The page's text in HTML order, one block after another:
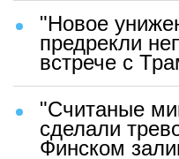
"Новое
предрекли
встрече с
"Считаные
сделали
Финском